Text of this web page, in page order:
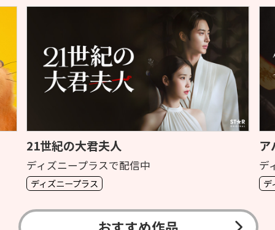
21世紀の大君夫人
ディズニープラスで配信中
ディズニープラス
ア
デ
デ